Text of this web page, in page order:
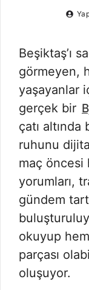
Beşiktaş’ı
görmeyen,
yaşayanlar
gerçek bir
çatı
ruhunu
maç öncesi
yorumları,
gündem
okuyup
parçası
oluşuyor.